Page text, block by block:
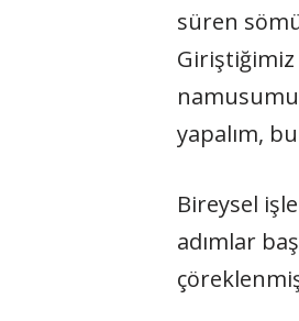
süren
Giriştiğimiz
yapalım,
Bireysel
adımlar